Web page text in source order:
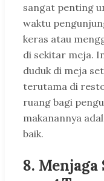
sangat penting
waktu
keras atau
di sekitar meja.
duduk di meja
terutama di
ruang bagi
makanannya
baik.
8. Menjaga